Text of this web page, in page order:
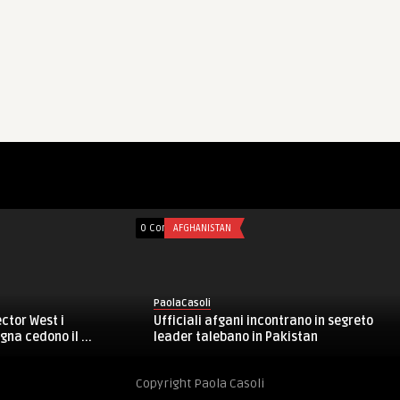
Sottufficiali: il 19° Saldezza
Gallerie del Monte So ...
0 Comments
Difesa, dialogo
Italia-Vietnam:
Copyright Paola Casoli